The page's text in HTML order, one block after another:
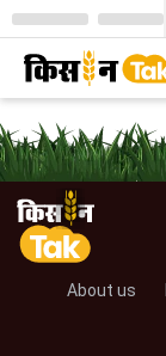
About us